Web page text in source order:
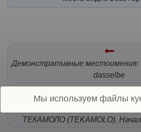
Демонстративные местоимения:
dasselbe
Порядок обстоятельств в
ТЕКАМОЛО (TEKAMOLO).
Мы используем файлы